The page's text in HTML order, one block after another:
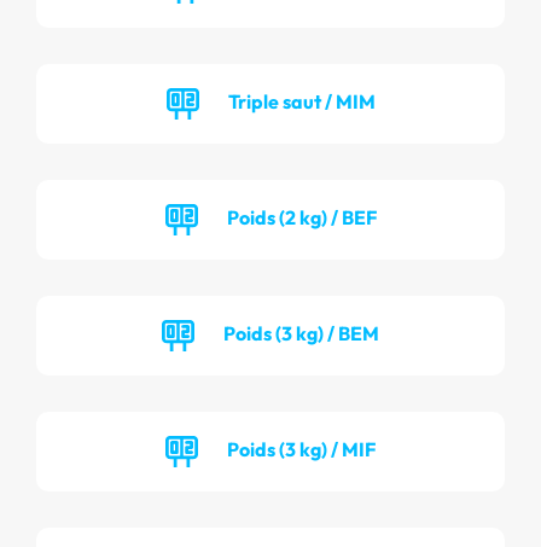
Triple saut / MIM
Poids (2 kg) / BEF
Poids (3 kg) / BEM
Poids (3 kg) / MIF